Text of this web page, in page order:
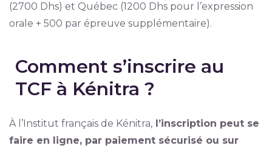
(2700 Dhs) et Québec (1200 Dhs pour l’expression
orale + 500 par épreuve supplémentaire).
Comment s’inscrire au
TCF à Kénitra ?
À l’Institut français de Kénitra, l’inscription peut se
faire en ligne, par paiement sécurisé ou sur